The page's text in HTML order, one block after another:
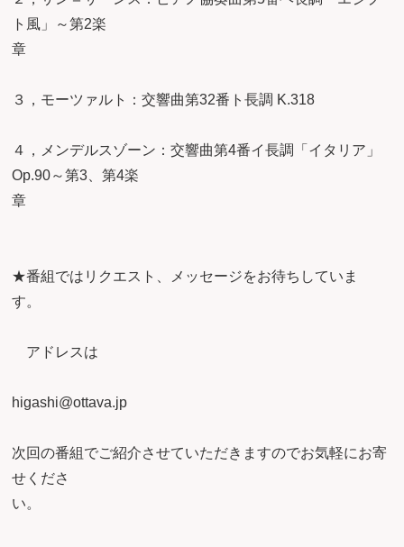
ト風」～第2楽
章
３，モーツァルト：交響曲第32番ト長調 K.318
４，メンデルスゾーン：交響曲第4番イ長調「イタリア」
Op.90～第3、第4楽
章
★番組ではリクエスト、メッセージをお待ちしていま
す
アドレスは
次回の番組でご紹介させていただきますのでお気軽にお寄
せくださ
い